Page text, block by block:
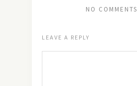
NO COMMENTS
LEAVE A REPLY